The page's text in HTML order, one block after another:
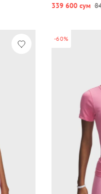
339 600 сум
-60%